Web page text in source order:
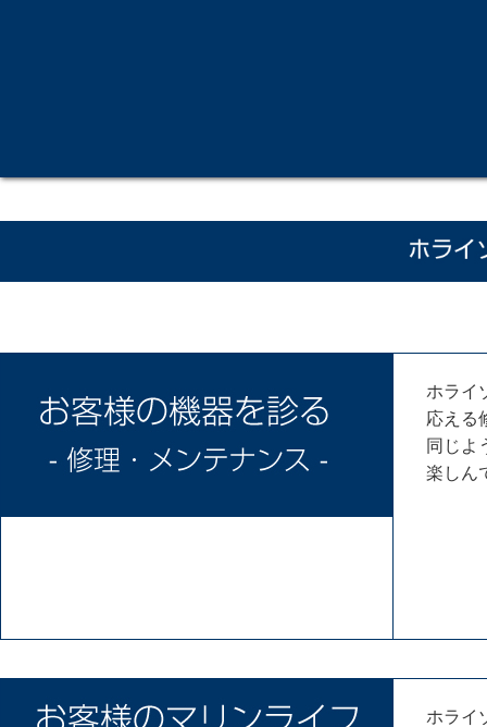
ホライ
応える
同じよ
楽しん
ホライ